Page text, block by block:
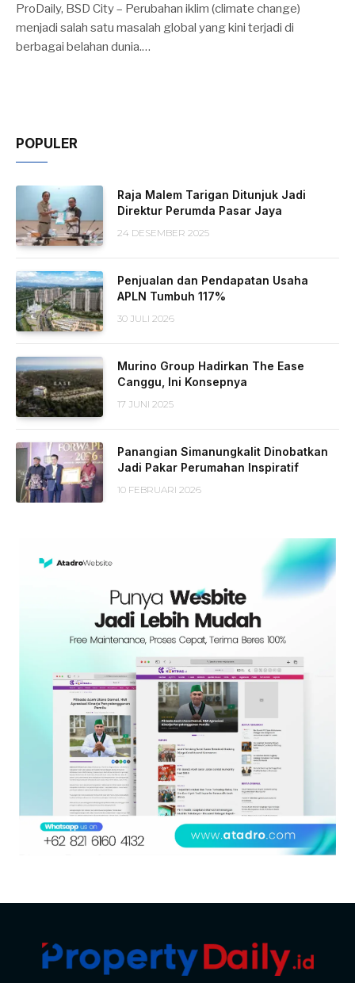
ProDaily, BSD City – Perubahan iklim (climate change)
menjadi salah satu masalah global yang kini terjadi di
berbagai belahan dunia.…
POPULER
Raja Malem Tarigan Ditunjuk Jadi
Direktur Perumda Pasar Jaya
24 DESEMBER 2025
Penjualan dan Pendapatan Usaha
APLN Tumbuh 117%
30 JULI 2026
Murino Group Hadirkan The Ease
Canggu, Ini Konsepnya
17 JUNI 2025
Panangian Simanungkalit Dinobatkan
Jadi Pakar Perumahan Inspiratif
10 FEBRUARI 2026